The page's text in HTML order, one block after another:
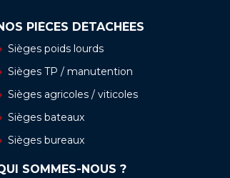
PIÈCES DÉTACHÉES
Sièges poids lourds
Sièges TP / manutention
Sièges agricoles / viticoles
Sièges bateaux
Sièges bureaux
SOMMES-NOUS ?